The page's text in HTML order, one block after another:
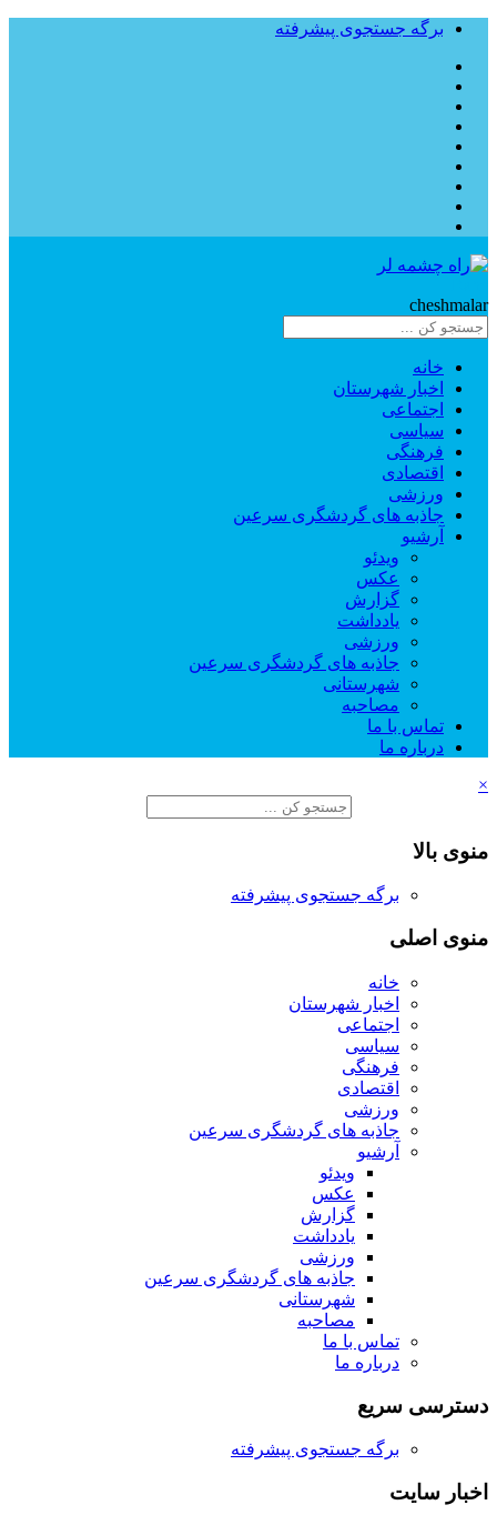
برگه جستجوی پیشرفته
cheshmalar
خانه
اخبار شهرستان
اجتماعی
سیاسی
فرهنگی
اقتصادی
ورزشی
جاذبه های گردشگری سرعین
آرشیو
ویدئو
عکس
گزارش
یادداشت
ورزشی
جاذبه های گردشگری سرعین
شهرستانی
مصاحبه
تماس با ما
درباره ما
×
منوی بالا
برگه جستجوی پیشرفته
منوی اصلی
خانه
اخبار شهرستان
اجتماعی
سیاسی
فرهنگی
اقتصادی
ورزشی
جاذبه های گردشگری سرعین
آرشیو
ویدئو
عکس
گزارش
یادداشت
ورزشی
جاذبه های گردشگری سرعین
شهرستانی
مصاحبه
تماس با ما
درباره ما
دسترسی سریع
برگه جستجوی پیشرفته
اخبار سایت